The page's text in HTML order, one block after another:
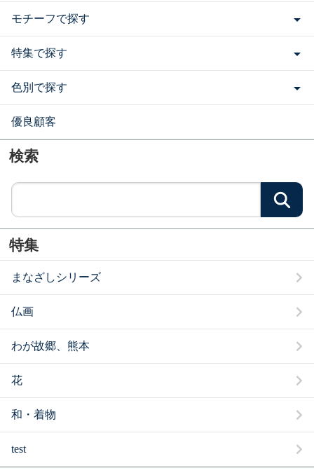
モチーフで探す
特集で探す
色別で探す
優良顧客
検索
特集
まなざしシリーズ
仏画
わが故郷、熊本
花
和・着物
test